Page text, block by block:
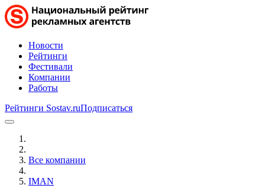
Новости
Рейтинги
Фестивали
Компании
Работы
Рейтинги Sostav.ruПодписаться
Все компании
IMAN